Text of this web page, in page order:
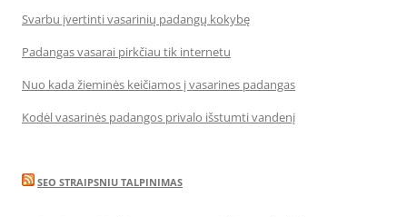
Svarbu įvertinti vasarinių padangų kokybę
Padangas vasarai pirkčiau tik internetu
Nuo kada žieminės keičiamos į vasarines padangas
Kodėl vasarinės padangos privalo išstumti vandenį
SEO STRAIPSNIU TALPINIMAS